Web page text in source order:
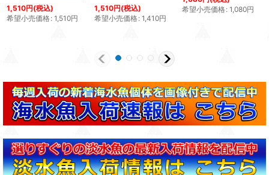
1,510円(税込)
希望小売価格: 1,510円
1,510円(税込)
希望小売価格: 1,410円
希望小売価格: 1,080円